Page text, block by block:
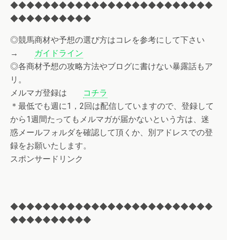
◆◆◆◆◆◆◆◆◆◆◆◆◆◆◆◆◆◆◆◆◆◆◆◆◆
◆◆◆◆◆◆◆◆◆◆
◎競馬商材や予想の選び方はコレを参考にして下さい
→
ガイドライン
◎各商材予想の攻略方法やブログに書けない暴露話もア
リ。
メルマガ登録は
コチラ
＊最低でも週に1，2回は配信していますので、登録して
から1週間たってもメルマガが届かないという方は、迷
惑メールフォルダを確認して頂くか、別アドレスでの登
録をお願いたします。
スポンサードリンク
◆◆◆◆◆◆◆◆◆◆◆◆◆◆◆◆◆◆◆◆◆◆◆◆◆
◆◆◆◆◆◆◆◆◆◆